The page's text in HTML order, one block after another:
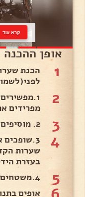
קרא עוד
אופן ההכנה
1
הכנת
2
מפרידים
3 2. מוסיפים את האגוזים הקצוצים,.
4
שערות
בעזרת
5 4.משטחים בתבנית אפיה. .